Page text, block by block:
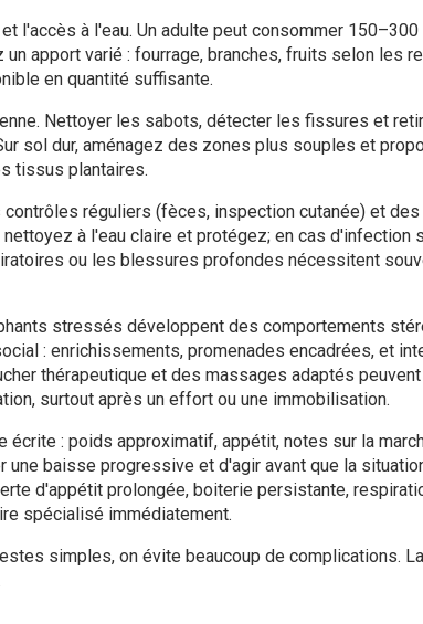
l'accès à l'eau. Un adulte peut consommer
apport varié : fourrage, branches, fruits selon les
en quantité suffisante.
Nettoyer les sabots, détecter les fissures et
sol dur, aménagez des zones plus souples et
tissus plantaires.
réguliers (fèces, inspection cutanée) et
à l'eau claire et protégez; en cas d'infection
ou les blessures profondes nécessitent
stressés développent des comportements
: enrichissements, promenades encadrées, et
thérapeutique et des massages adaptés
surtout après un effort ou une immobilisation.
écrite : poids approximatif, appétit, notes sur la
baisse progressive et d'agir avant que la
d'appétit prolongée, boiterie persistante,
spécialisé immédiatement.
simples, on évite beaucoup de complications.